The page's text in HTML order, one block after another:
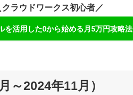
クラウドワークス初心者／
を活用した0から始める月5万円攻略法
～2024年11月）